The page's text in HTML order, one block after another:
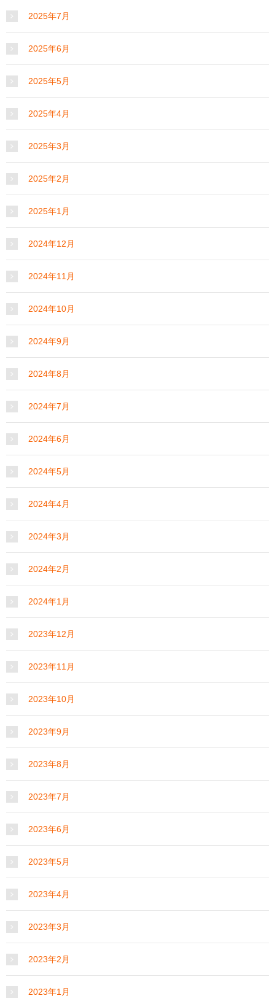
2025年7月
2025年6月
2025年5月
2025年4月
2025年3月
2025年2月
2025年1月
2024年12月
2024年11月
2024年10月
2024年9月
2024年8月
2024年7月
2024年6月
2024年5月
2024年4月
2024年3月
2024年2月
2024年1月
2023年12月
2023年11月
2023年10月
2023年9月
2023年8月
2023年7月
2023年6月
2023年5月
2023年4月
2023年3月
2023年2月
2023年1月